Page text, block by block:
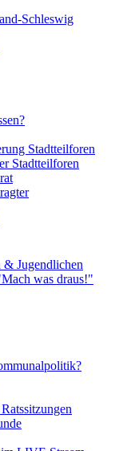
Schleswig
Stadtteilforen
Stadtteilforen
Jugendlichen
was draus!"